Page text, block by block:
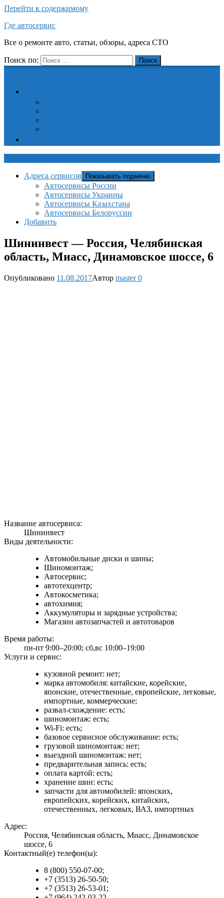
Перейти к содержимому
Где автосервис
Все о ремонте авто, статьи, обзоры, адреса СТО
Поиск по: Поиск
Адреса сервисов Показывать подменю
Автосервисы России
Автосервисы Украины
Автосервисы Казахстана
Автосервисы Белоруссии
Добавить
Шининвест — Россия, Челябинская
область, Миасс, Динамовское шоссе, 6
Опубликовано 11.08.2017Автор master0
Название автосервиса:
Шининвест
Виды деятельности:
Автомобильные диски и шины;
Шиномонтаж;
Автосервис;
автотехцентр;
Автокосметика;
автохимия;
Аккумуляторы и зарядные устройства;
Магазин автозапчастей и автотоваров
Время работы:
пн-пт 9:00–20:00; сб,вс 10:00–19:00
Услуги и сервис:
кузовной ремонт: нет;
марка автомобиля: китайские, корейские,
японские, отечественные, европейские, легковые,
импортные, коммерческие;
развал-схождение: есть;
шиномонтаж: есть;
Wi-Fi: есть;
базовое сервисное обслуживание: есть;
грузовой шиномонтаж: нет;
выездной шиномонтаж: нет;
предварительная запись: есть;
оплата картой: есть;
хранение шин: есть;
запчасти для автомобилей: японских,
европейских, корейских, китайских,
отечественных, легковых, ВАЗ, импортных
Адрес:
Россия, Челябинская область, Миасс, Динамовское
шоссе, 6
Контактный(е) телефон(ы):
8 (800) 550-07-00;
+7 (3513) 26-50-50;
+7 (3513) 26-53-01;